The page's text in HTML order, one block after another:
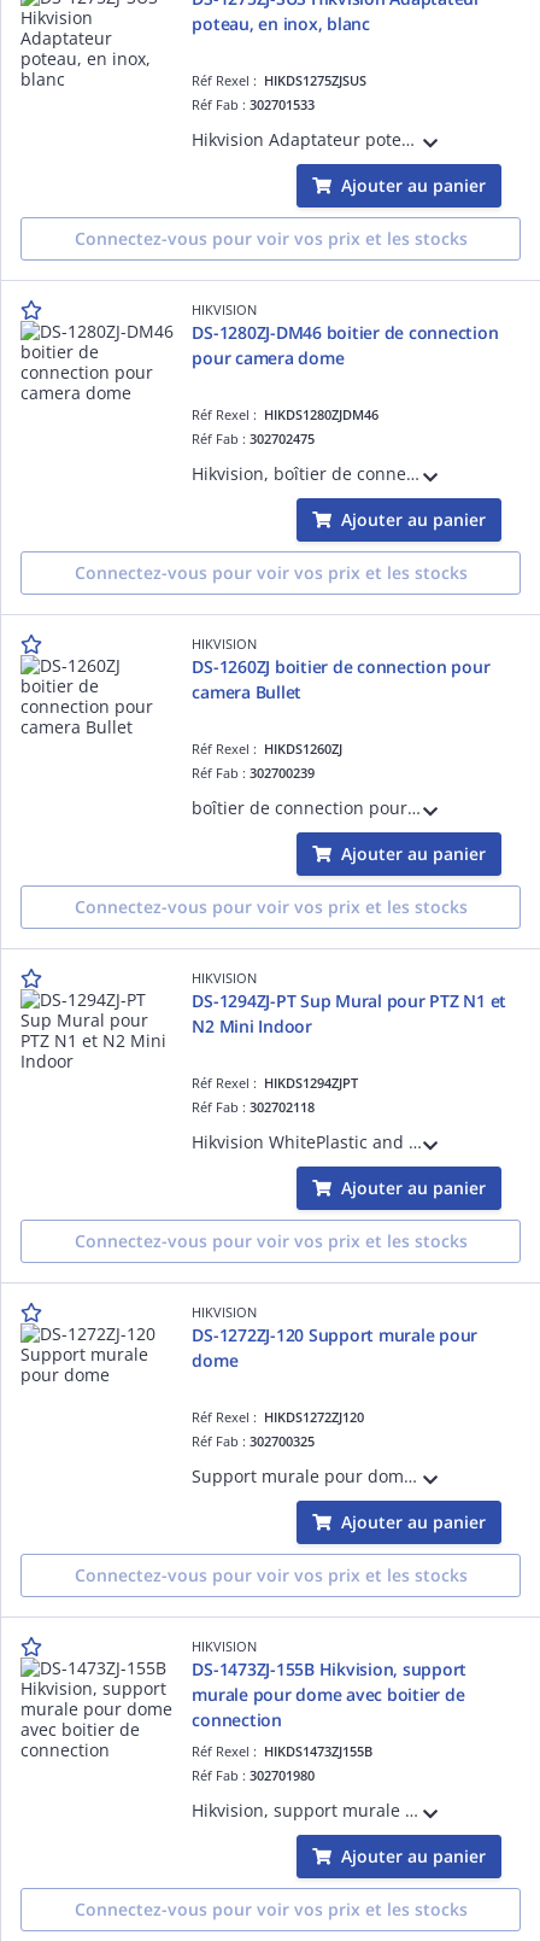
poteau, en inox, blanc
Réf Rexel : HIKDS1275ZJSUS
Réf Fab :302701533
Hikvision Adaptateur poteau, en inox, blanc, accesoires de montage incluscouleure Hik blanc ,inox, compatible avec support murale 127x46x250mm, Diametre de fixation : '67-127mm
Ajouter au panier
Connectez-vous pour voir vos prix et les stocks
HIKVISION
DS-1280ZJ-DM46 boitier de connection
pour camera dome
Réf Rexel : HIKDS1280ZJDM46
Réf Fab :302702475
Hikvision, boîtier de connection pour camera domecouleure Hik blanc ,alu, diam.120 mm
Ajouter au panier
Connectez-vous pour voir vos prix et les stocks
HIKVISION
DS-1260ZJ boitier de connection pour
camera Bullet
Réf Rexel : HIKDS1260ZJ
Réf Fab :302700239
boîtier de connection pour camera Bulletcouleure Hik blanc, alu,diam.88.5 mm
Ajouter au panier
Connectez-vous pour voir vos prix et les stocks
HIKVISION
DS-1294ZJ-PT Sup Mural pour PTZ N1 et
N2 Mini Indoor
Réf Rexel : HIKDS1294ZJPT
Réf Fab :302702118
Hikvision WhitePlastic and Steel223.5 mm × 125.8 mm × 80 mm (8.8' × 4.95' × 3.15')480 g (1.06 lb.)
Ajouter au panier
Connectez-vous pour voir vos prix et les stocks
HIKVISION
DS-1272ZJ-120 Support murale pour
dome
Réf Rexel : HIKDS1272ZJ120
Réf Fab :302700325
Support murale pour domecouleure Hik blanc, alu 120×120×120mm
Ajouter au panier
Connectez-vous pour voir vos prix et les stocks
HIKVISION
DS-1473ZJ-155B Hikvision, support
murale pour dome avec boitier de
connection
Réf Rexel : HIKDS1473ZJ155B
Réf Fab :302701980
Hikvision, support murale pour dome avec boîtier de connectioncouleure Hik blanc, avec box de connection, alu, diam.155×182×120mm
Ajouter au panier
Connectez-vous pour voir vos prix et les stocks